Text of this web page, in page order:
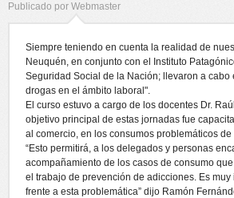
Publicado por Webmaster
Siempre teniendo en cuenta la realidad de
Neuquén, en conjunto con el Instituto
Seguridad Social de la Nación; llevaron a
drogas en el ámbito laboral".
El curso estuvo a cargo de los docentes Dr.
objetivo principal de estas jornadas fue
al comercio, en los consumos problemáticos
“Esto permitirá, a los delegados y personas
acompañamiento de los casos de consumo
el trabajo de prevención de adicciones. Es
frente a esta problemática” dijo Ramón